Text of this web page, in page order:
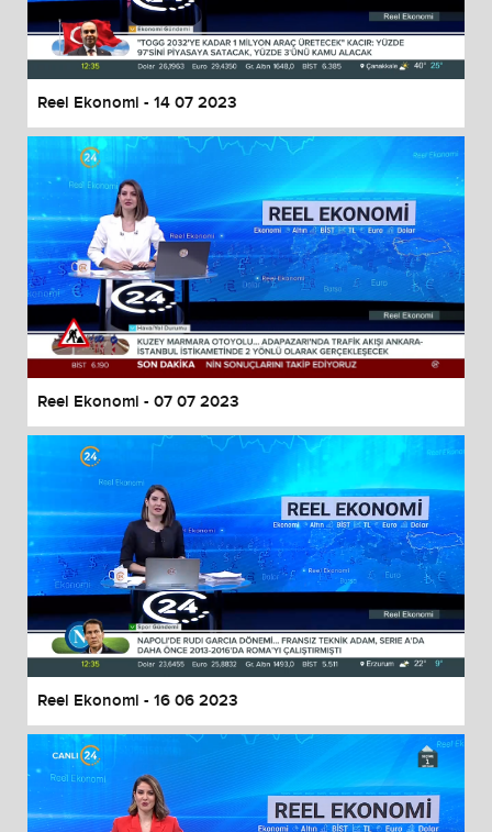
End of dialog window.
Reel Ekonomi - 14 07 2023
Reel Ekonomi - 07 07 2023
Reel Ekonomi - 16 06 2023